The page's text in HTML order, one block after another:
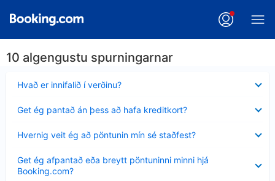
10 algengustu spurningarnar
Hvað er innifalið í verðinu?
sýnt
Get ég pantað án þess að hafa kreditkort?
sýnt
Hvernig veit ég að pöntunin mín sé staðfest?
sýnt
Get ég afpantað eða breytt pöntuninni minni hjá
Booking.com?
sýnt